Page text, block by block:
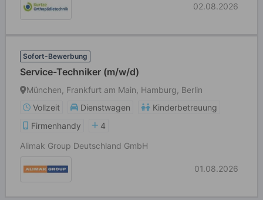
02.08.2026
Sofort-Bewerbung
Service-Techniker (m/w/d)
München, Frankfurt am Main, Hamburg, Berlin
Vollzeit
Dienstwagen
Kinderbetreuung
Firmenhandy
4
Alimak Group Deutschland GmbH
01.08.2026